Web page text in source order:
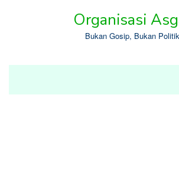
Organisasi
Bukan Gosip, Bukan Politik